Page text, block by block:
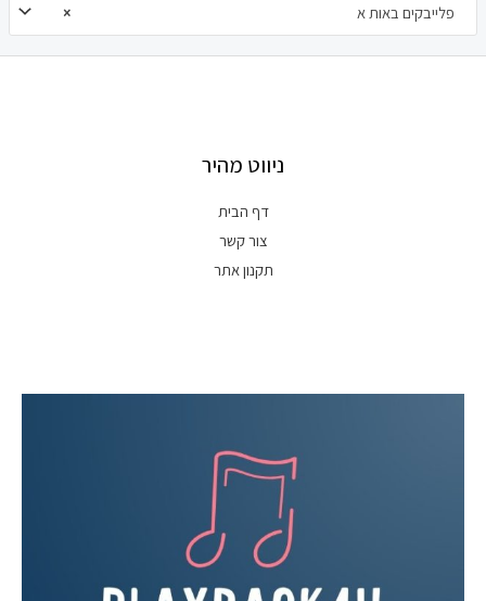
× פלייבקים באות א
ניווט מהיר
דף הבית
צור קשר
תקנון אתר